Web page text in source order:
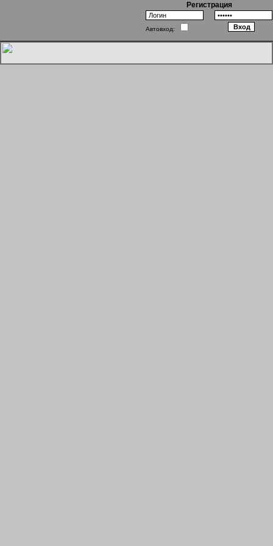
Регистрация
Автовход:
Хогвартс: Враги внутри стен